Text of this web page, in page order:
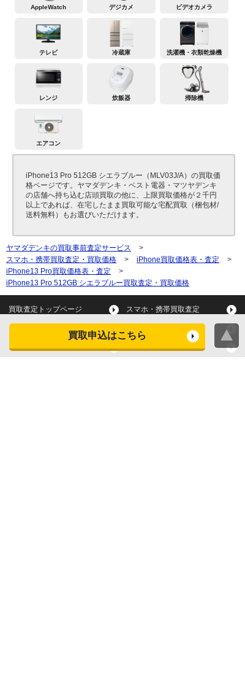
買取申込はこちら
AppleWatch デジカメ ビデオカメラ
テレビ 冷蔵庫 洗濯機・衣類乾燥機
レンジ 炊飯器 掃除機
エアコン
iPhone13 Pro 512GB シエラブルー（MLV03J/A）の買取価
格ページです。ヤマダデンキ・ベスト電器・マツヤデンキ
の店舗へ持ち込む店頭買取の他に、上限買取価格が２千円
以上であれば、在宅したまま買取可能な宅配買取（梱包材/
送料無料）もお選びいただけます。
ヤマダデンキの買取事前査定サービス
>
スマホ・携帯買取査定・買取価格
> iPhone買取価格表・査定
>
iPhone13 Pro買取価格表・査定
>
iPhone13 Pro 512GB シエラブルー買取査定・買取価格
買取査定トップページ スマホ・携帯買取査定
タブレット買取査定
スマートウォッチ買取査定 デジカメ買取査定